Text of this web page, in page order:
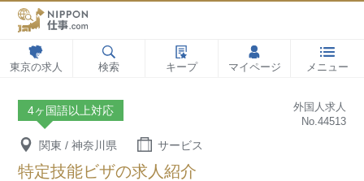
東京の求人 検索 キープ マイページ メニュー
4ヶ国語以上対応
外国人求人
No.44513
関東 / 神奈川県 サービス
特定技能ビザの求人紹介